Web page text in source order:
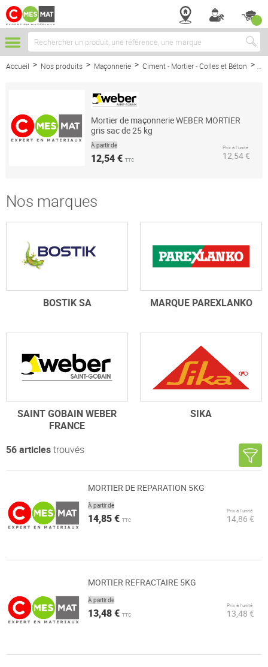
Chercher
Accueil Nos produits Maçonnerie Ciment - Mortier - Colles et Béton
Mortier de maçonnerie WEBER MORTIER
gris sac de 25 kg
À partir de
12,54 € TTC
Prix à l’unité
12,54 €
Nos marques
BOSTIK SA MARQUE PAREXLANKO
SAINT GOBAIN WEBER
FRANCE
SIKA
56articlestrouvés
MORTIER DE REPARATION 5KG
À partir de
14,85 € TTC
Prix à l’unité
14,86 €
MORTIER REFRACTAIRE 5KG
À partir de
13,48 € TTC
Prix à l’unité
13,48 €